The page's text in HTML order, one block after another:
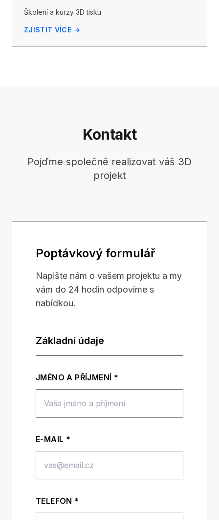
Školení a kurzy 3D tisku
ZJISTIT VÍCE →
Kontakt
Pojďme společně realizovat váš 3D
projekt
Poptávkový formulář
Napište nám o vašem projektu a my
vám do 24 hodin odpovíme s
nabídkou.
Základní údaje
JMÉNO A PŘÍJMENÍ *
E-MAIL *
TELEFON *